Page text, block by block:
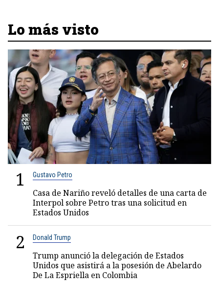
Lo más visto
1 Gustavo Petro
Casa de Nariño reveló detalles de una carta de
Interpol sobre Petro tras una solicitud en
Estados Unidos
2 Donald Trump
Trump anunció la delegación de Estados
Unidos que asistirá a la posesión de Abelardo
De La Espriella en Colombia